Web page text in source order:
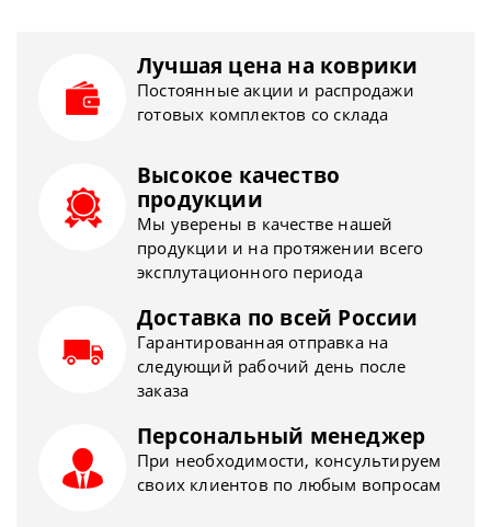
Лучшая цена на коврики
Постоянные акции и распродажи
готовых комплектов со склада
Высокое качество
продукции
Мы уверены в качестве нашей
продукции и на протяжении всего
эксплутационного периода
Доставка по всей России
Гарантированная отправка на
следующий рабочий день после
заказа
Персональный менеджер
При необходимости, консультируем
своих клиентов по любым вопросам